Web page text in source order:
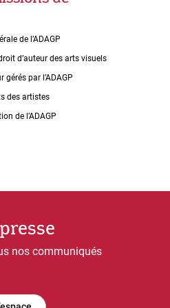
de l’ADAGP
dʼauteur des arts visuels
gérés par lʼADAGP
des artistes
de lʼADAGP
nos communiqués